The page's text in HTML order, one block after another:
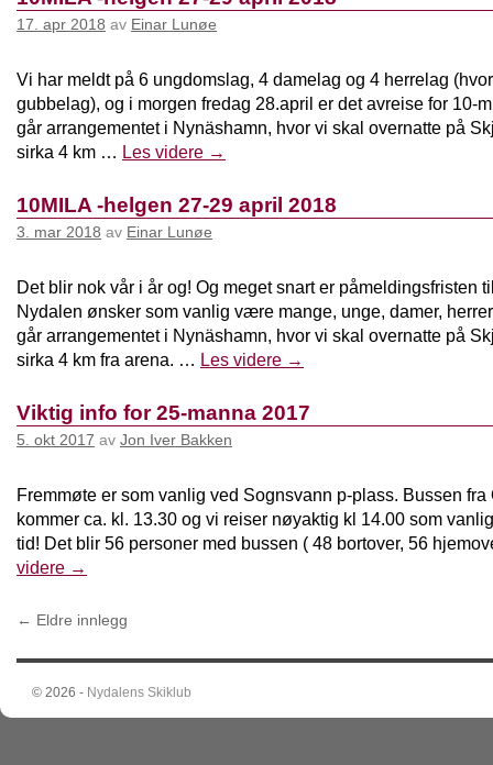
17. apr 2018 av Einar Lunøe
Vi har meldt på 6 ungdomslag, 4 damelag og 4 herrelag
gubbelag), og i morgen fredag 28.april er det avreise for 10-
går arrangementet i Nynäshamn, hvor vi skal overnatte på
sirka 4 km … Les videre →
10MILA -helgen 27-29 april 2018
3. mar 2018 av Einar Lunøe
Det blir nok vår i år og! Og meget snart er påmeldingsfristen
Nydalen ønsker som vanlig være mange, unge, damer,
går arrangementet i Nynäshamn, hvor vi skal overnatte på
sirka 4 km fra arena. … Les videre →
Viktig info for 25-manna 2017
5. okt 2017 av Jon Iver Bakken
Fremmøte er som vanlig ved Sognsvann p-plass. Bussen fra
kommer ca. kl. 13.30 og vi reiser nøyaktig kl 14.00 som
tid! Det blir 56 personer med bussen ( 48 bortover, 56
videre →
← Eldre innlegg
© 2026 - Nydalens Skiklub